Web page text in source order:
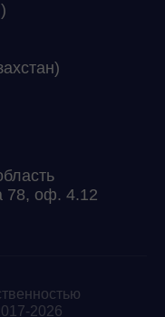
78, оф. 4.12
2026